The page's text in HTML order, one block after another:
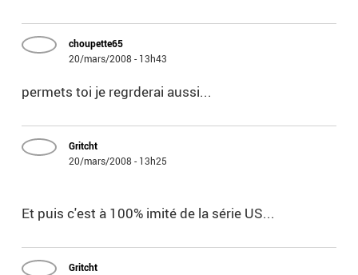
choupette65
20/mars/2008 - 13h43
permets toi je regrderai aussi...
Gritcht
20/mars/2008 - 13h25
Et puis c'est à 100% imité de la série US...
Gritcht